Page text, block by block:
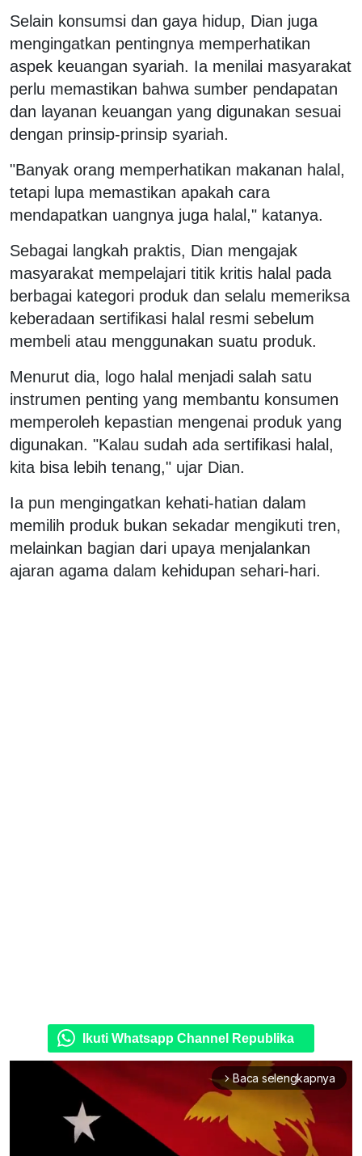
Selain konsumsi dan gaya hidup, Dian juga
mengingatkan pentingnya memperhatikan
aspek keuangan syariah. Ia menilai masyarakat
perlu memastikan bahwa sumber pendapatan
dan layanan keuangan yang digunakan sesuai
dengan prinsip-prinsip syariah.
"Banyak orang memperhatikan makanan halal,
tetapi lupa memastikan apakah cara
mendapatkan uangnya juga halal," katanya.
Sebagai langkah praktis, Dian mengajak
masyarakat mempelajari titik kritis halal pada
berbagai kategori produk dan selalu memeriksa
keberadaan sertifikasi halal resmi sebelum
membeli atau menggunakan suatu produk.
Menurut dia, logo halal menjadi salah satu
instrumen penting yang membantu konsumen
memperoleh kepastian mengenai produk yang
digunakan. "Kalau sudah ada sertifikasi halal,
kita bisa lebih tenang," ujar Dian.
Ia pun mengingatkan kehati-hatian dalam
memilih produk bukan sekadar mengikuti tren,
melainkan bagian dari upaya menjalankan
ajaran agama dalam kehidupan sehari-hari.
Ikuti Whatsapp Channel Republika
arrow_forward_ios Baca selengkapnya